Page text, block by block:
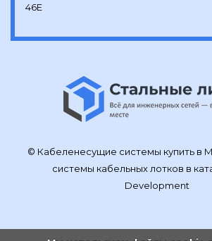
46Е
© Кабеленесущие системы купить в
системы кабельных лотков в
Development